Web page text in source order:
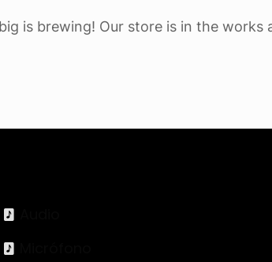
is brewing! Our store is in the works